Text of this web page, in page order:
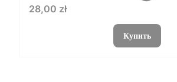
Цена
28,00 zł
Купить